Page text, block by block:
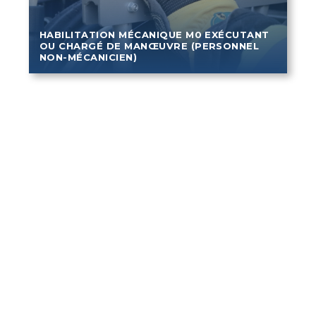
HABILITATION MÉCANIQUE M0 EXÉCUTANT
OU CHARGÉ DE MANŒUVRE (PERSONNEL
NON-MÉCANICIEN)